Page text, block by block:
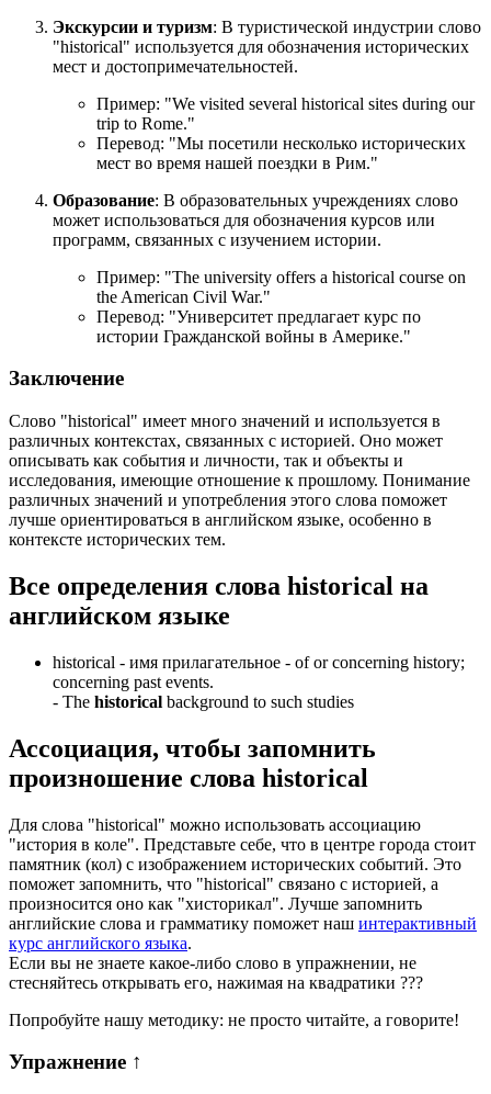
Экскурсии и туризм: В туристической индустрии слово
"historical" используется для обозначения исторических
мест и достопримечательностей.
Пример: "We visited several historical sites during our
trip to Rome."
Перевод: "Мы посетили несколько исторических
мест во время нашей поездки в Рим."
Образование: В образовательных учреждениях слово
может использоваться для обозначения курсов или
программ, связанных с изучением истории.
Пример: "The university offers a historical course on
the American Civil War."
Перевод: "Университет предлагает курс по
истории Гражданской войны в Америке."
Заключение
Слово "historical" имеет много значений и используется в
различных контекстах, связанных с историей. Оно может
описывать как события и личности, так и объекты и
исследования, имеющие отношение к прошлому. Понимание
различных значений и употребления этого слова поможет
лучше ориентироваться в английском языке, особенно в
контексте исторических тем.
Все определения слова historical на
английском языке
historical - имя прилагательное - of or concerning history;
concerning past events.
- The historical background to such studies
Ассоциация, чтобы запомнить
произношение слова historical
Для слова "historical" можно использовать ассоциацию
"история в коле". Представьте себе, что в центре города стоит
памятник (кол) с изображением исторических событий. Это
поможет запомнить, что "historical" связано с историей, а
произносится оно как "хисторикал". Лучше запомнить
английские слова и грамматику поможет наш интерактивный
курс английского языка.
Если вы не знаете какое-либо слово в упражнении, не
стесняйтесь открывать его, нажимая на квадратики ???
Попробуйте нашу методику: не просто читайте, а говорите!
Упражнение ↑